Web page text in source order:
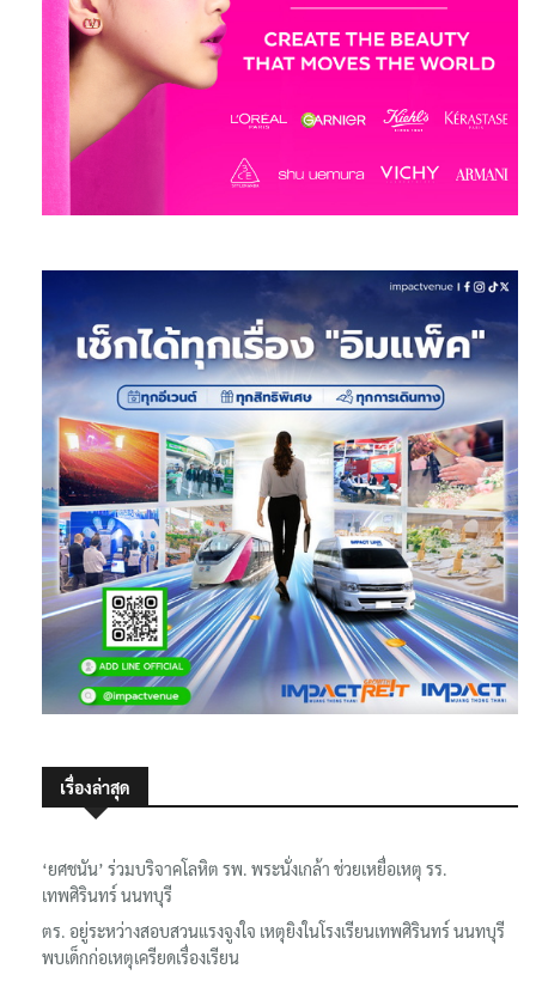
เรื่องล่าสุด
‘ยศชนัน’ ร่วมบริจาคโลหิต รพ. พระนั่งเกล้า ช่วยเหยื่อเหตุ รร.
เทพศิรินทร์ นนทบุรี
ตร. อยู่ระหว่างสอบสวนแรงจูงใจ เหตุยิงในโรงเรียนเทพศิรินทร์ นนทบุรี
พบเด็กก่อเหตุเครียดเรื่องเรียน